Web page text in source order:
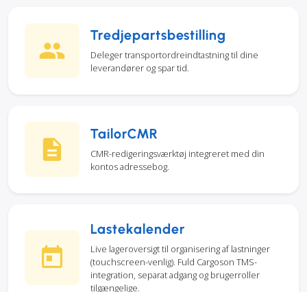
Tredjepartsbestilling
Deleger transportordreindtastning til dine
leverandører og spar tid.
TailorCMR
CMR-redigeringsværktøj integreret med din
kontos adressebog.
Lastekalender
Live lageroversigt til organisering af lastninger
(touchscreen-venlig). Fuld Cargoson TMS-
integration, separat adgang og brugerroller
tilgængelige.